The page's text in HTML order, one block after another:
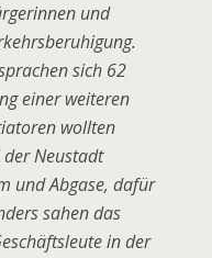
und
sich 62
einer weiteren
wollten
Neustadt
und Abgase, dafür
sahen das
in der